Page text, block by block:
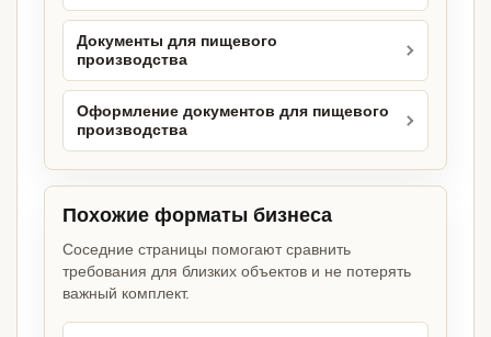
Документы для пищевого
производства
Оформление документов для пищевого
производства
Похожие форматы бизнеса
Соседние страницы помогают сравнить
требования для близких объектов и не потерять
важный комплект.